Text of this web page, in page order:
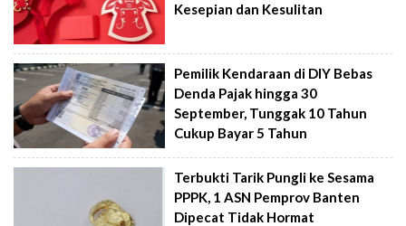
Kesepian dan Kesulitan
Pemilik Kendaraan di DIY Bebas
Denda Pajak hingga 30
September, Tunggak 10 Tahun
Cukup Bayar 5 Tahun
Terbukti Tarik Pungli ke Sesama
PPPK, 1 ASN Pemprov Banten
Dipecat Tidak Hormat